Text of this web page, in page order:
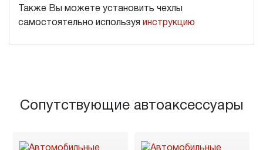
Также Вы можете установить чехлы
самостоятельно используя инструкцию
Сопутствующие автоаксессуары